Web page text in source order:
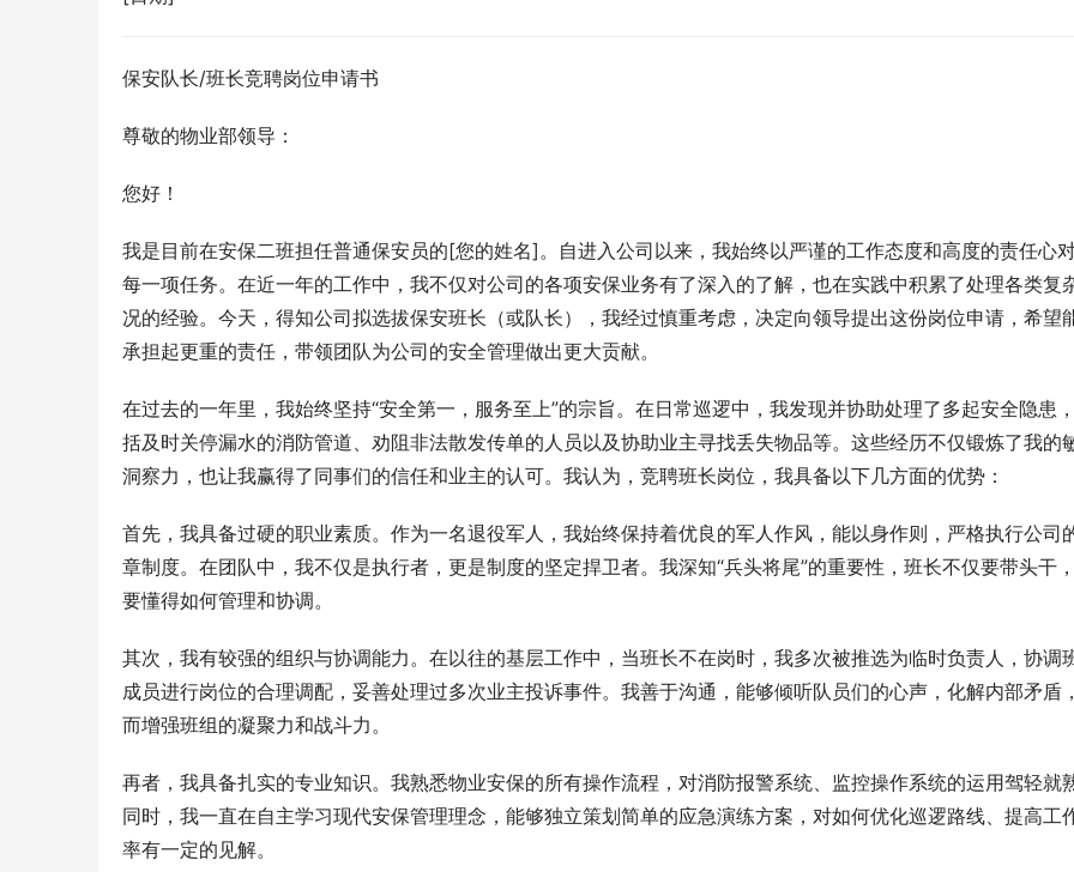
保安队长/班长竞聘岗位申请书
尊敬的物业部领导：
您好！
我是目前在安保二班担任普通保安员的[您的姓名]。自进入公司以来，我始终以严谨的工作态度和高度的责任心
每一项任务。在近一年的工作中，我不仅对公司的各项安保业务有了深入的了解，也在实践中积累了处理各类复
况的经验。今天，得知公司拟选拔保安班长（或队长），我经过慎重考虑，决定向领导提出这份岗位申请，希望
承担起更重的责任，带领团队为公司的安全管理做出更大贡献。
在过去的一年里，我始终坚持“安全第一，服务至上”的宗旨。在日常巡逻中，我发现并协助处理了多起安全隐患
括及时关停漏水的消防管道、劝阻非法散发传单的人员以及协助业主寻找丢失物品等。这些经历不仅锻炼了我的
洞察力，也让我赢得了同事们的信任和业主的认可。我认为，竞聘班长岗位，我具备以下几方面的优势：
首先，我具备过硬的职业素质。作为一名退役军人，我始终保持着优良的军人作风，能以身作则，严格执行公司
章制度。在团队中，我不仅是执行者，更是制度的坚定捍卫者。我深知“兵头将尾”的重要性，班长不仅要带头干
要懂得如何管理和协调。
其次，我有较强的组织与协调能力。在以往的基层工作中，当班长不在岗时，我多次被推选为临时负责人，协调
成员进行岗位的合理调配，妥善处理过多次业主投诉事件。我善于沟通，能够倾听队员们的心声，化解内部矛盾
而增强班组的凝聚力和战斗力。
再者，我具备扎实的专业知识。我熟悉物业安保的所有操作流程，对消防报警系统、监控操作系统的运用驾轻就熟
同时，我一直在自主学习现代安保管理理念，能够独立策划简单的应急演练方案，对如何优化巡逻路线、提高工
率有一定的见解。